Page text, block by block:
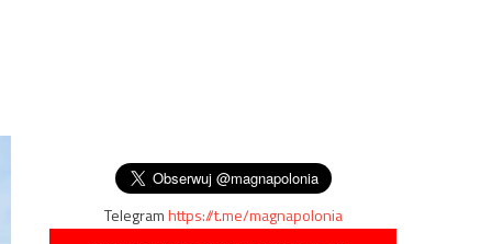
Telegramhttps://t.me/magnapolonia